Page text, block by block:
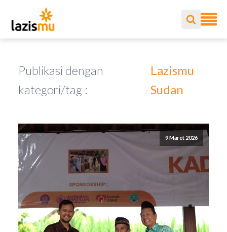
Publikasi dengan
kategori/tag :
Lazismu
Sudan
9 Maret 2026